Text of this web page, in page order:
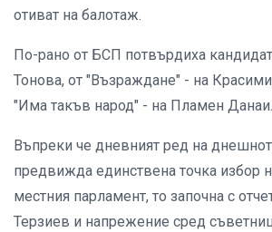
отиват на балотаж.
По-рано от БСП потвърдиха
Тонова, от "Възраждане" - на
"Има такъв народ" - на Пламен
Въпреки че дневният ред на
предвижда единствена точка избор
местния парламент, то започна с
Терзиев и напрежение сред